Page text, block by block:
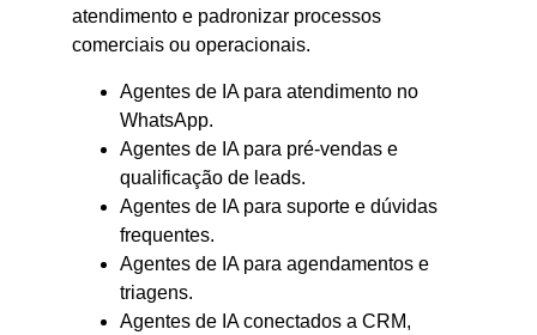
atendimento e padronizar processos
comerciais ou operacionais.
Agentes de IA para atendimento no
WhatsApp.
Agentes de IA para pré-vendas e
qualificação de leads.
Agentes de IA para suporte e dúvidas
frequentes.
Agentes de IA para agendamentos e
triagens.
Agentes de IA conectados a CRM,